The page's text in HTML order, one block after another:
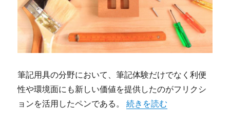
筆記用具の分野において、筆記体験だけでなく利便
性や環境面にも新しい価値を提供したのがフリクシ
ョンを活用したペンである。“フリクションが変える書
続きを読む